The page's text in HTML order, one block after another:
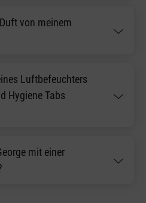
von meinem
Luftbefeuchters
Hygiene Tabs
mit einer